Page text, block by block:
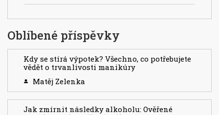
Oblíbené příspěvky
Kdy se stírá výpotek? Všechno, co potřebujete
vědět o trvanlivosti manikúry
Matěj Zelenka
Jak zmírnit následky alkoholu: Ověřené